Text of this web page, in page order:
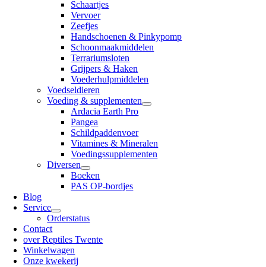
Schaartjes
Vervoer
Zeefjes
Handschoenen & Pinkypomp
Schoonmaakmiddelen
Terrariumsloten
Grijpers & Haken
Voederhulpmiddelen
Voedseldieren
Voeding & supplementen
Ardacia Earth Pro
Pangea
Schildpaddenvoer
Vitamines & Mineralen
Voedingssupplementen
Diversen
Boeken
PAS OP-bordjes
Blog
Service
Orderstatus
Contact
over Reptiles Twente
Winkelwagen
Onze kwekerij